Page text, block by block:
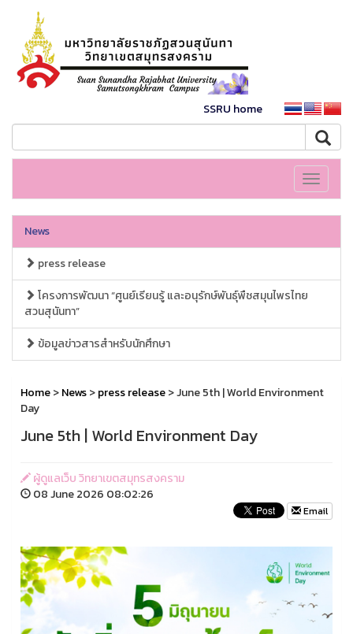
SSRU home
Toggle
News
press release
โครงการพัฒนา “ศูนย์เรียนรู้ และอนุรักษ์พันธุ์พืชสมุนไพรไทย
สวนสุนันทา”
ข้อมูลข่าวสารสำหรับนักศึกษา
Home>News>press release> June 5th | World Environment
Day
June 5th | World Environment Day
ผู้ดูแลเว็บ วิทยาเขตสมุทรสงคราม
08 June 2026 08:02:26
Email